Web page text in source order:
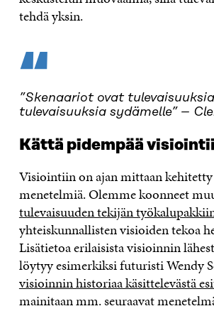
tehdä yksin.
“
”Skenaariot ovat
tulevaisuuksia sydämelle” –
Kättä pidempää
Visiointiin on ajan mittaan kehitetty
menetelmiä. Olemme koonneet
tulevaisuuden tekijän
yhteiskunnallisten visioiden tekoa
Lisätietoa erilaisista visioinnin
löytyy esimerkiksi futuristi Wendy
visioinnin historiaa käsittelevästä
mainitaan mm. seuraavat